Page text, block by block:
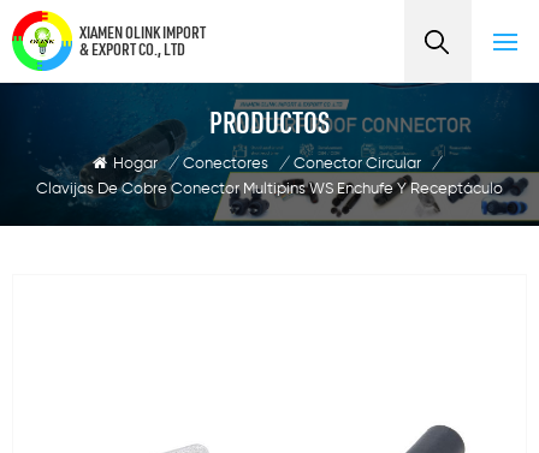
XIAMEN OLINK IMPORT
& EXPORT CO., LTD
PRODUCTOS
Hogar / Conectores / Conector Circular
/
Clavijas De Cobre Conector Multipins WS Enchufe Y Receptáculo